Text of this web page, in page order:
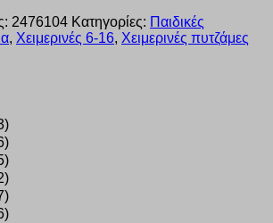
2476104 Κατηγορίες: Παιδικές
, Χειμερινές 6-16, Χειμερινές πυτζάμες